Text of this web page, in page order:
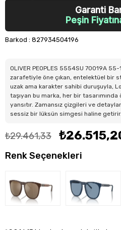
Garanti
Peşin
Barkod : 827934504196
OLIVER PEOPLES 5554SU 70019A
zarafetiyle öne çıkan, entelektüel bir
uzak ama karakter sahibi duruşuyla,
taşıyan bu marka, her bir
yansıtır. Zamansız çizgileri ve
sessiz bir lüksün simgesi haline getirir.
₺29.461,33
Renk Seçenekleri